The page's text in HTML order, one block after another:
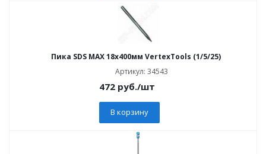
Пика SDS MAX 18x400мм VertexTools (1/5/25)
Артикул: 34543
472 руб./шт
В корзину